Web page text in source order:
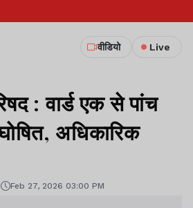
वीडियो Live
: वार्ड एक से पांच
अधिकारिक
Feb 27, 2026 03:00 PM